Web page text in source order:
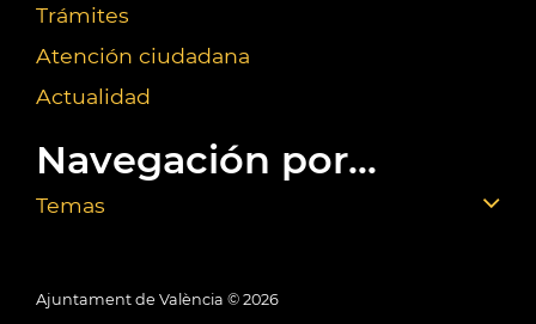
Trámites
Atención ciudadana
Actualidad
Navegación por...
Temas
Ajuntament de València © 2026